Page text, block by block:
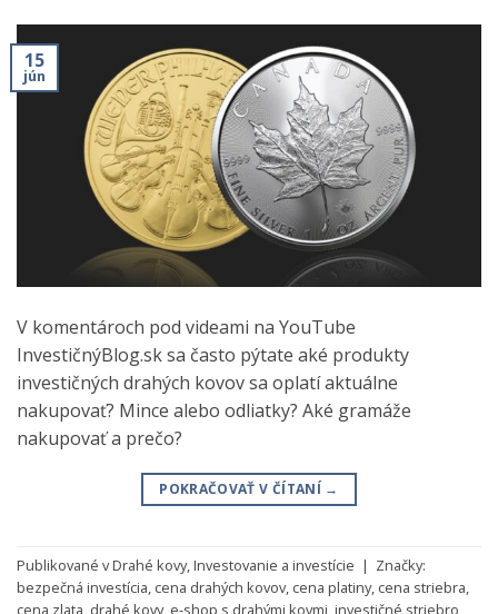
15
jún
V komentároch pod videami na YouTube
InvestičnýBlog.sk sa často pýtate aké produkty
investičných drahých kovov sa oplatí aktuálne
nakupovať? Mince alebo odliatky? Aké gramáže
nakupovať a prečo?
POKRAČOVAŤ V ČÍTANÍ →
Publikované vDrahé kovy,Investovanie a investície | Značky:
bezpečná investícia, cena drahých kovov, cena platiny, cena striebra,
cena zlata drahé kovy, e-shop s drahými kovmi investičné striebro